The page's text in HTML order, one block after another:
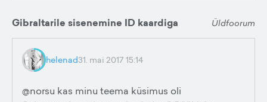
Gibraltarile sisenemine ID kaardiga Üldfoorum
helenad31. mai 2017 15:14
@norsu kas minu teema küsimus oli